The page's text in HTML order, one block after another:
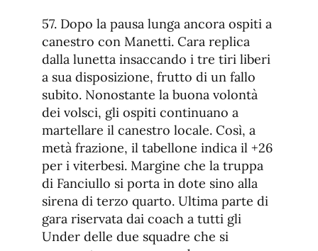
57. Dopo la pausa lunga ancora ospiti a
canestro con Manetti. Cara replica
dalla lunetta insaccando i tre tiri liberi
a sua disposizione, frutto di un fallo
subito. Nonostante la buona volontà
dei volsci, gli ospiti continuano a
martellare il canestro locale. Così, a
metà frazione, il tabellone indica il +26
per i viterbesi. Margine che la truppa
di Fanciullo si porta in dote sino alla
sirena di terzo quarto. Ultima parte di
gara riservata dai coach a tutti gli
Under delle due squadre che si